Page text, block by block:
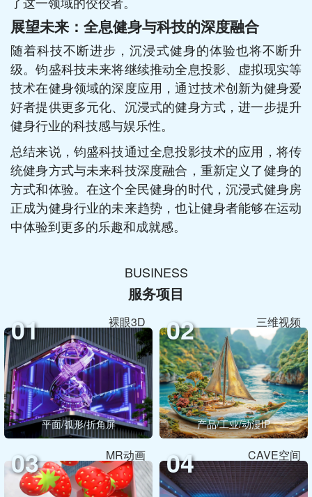
展望未来：全息健身与科技的深度融合
随着科技不断进步，沉浸式健身的体验也将不断升
级。钧盛科技未来将继续推动全息投影、虚拟现实等
技术在健身领域的深度应用，通过技术创新为健身爱
好者提供更多元化、沉浸式的健身方式，进一步提升
健身行业的科技感与娱乐性。
总结来说，钧盛科技通过全息投影技术的应用，将传
统健身方式与未来科技深度融合，重新定义了健身的
方式和体验。在这个全民健身的时代，沉浸式健身房
正成为健身行业的未来趋势，也让健身者能够在运动
中体验到更多的乐趣和成就感。
BUSINESS
服务项目
01 裸眼3D
平面/弧形/折角屏
02 三维视频
产品/工业/动漫IP
03 MR动画 04 CAVE空间